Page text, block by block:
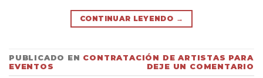
CONTINUAR LEYENDO →
PUBLICADO EN CONTRATACIÓN DE ARTISTAS PARA
EVENTOS
DEJE UN COMENTARIO